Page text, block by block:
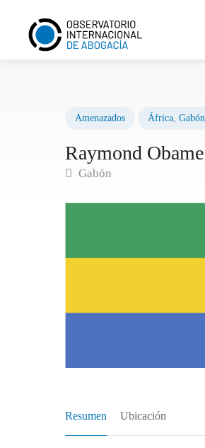
Amenazados África ,Gabón
Raymond Obame
Gabón
Resumen Ubicación